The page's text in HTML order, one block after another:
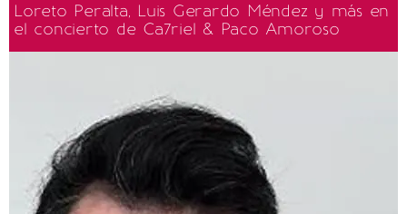
Loreto Peralta, Luis Gerardo Méndez y más en
el concierto de Ca7riel & Paco Amoroso